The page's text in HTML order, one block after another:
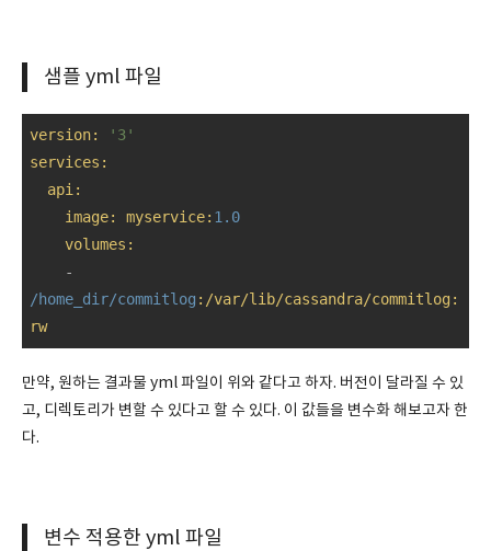
샘플 yml 파일
version:
'3'
services:
api:
image:
myservice: 1.0
volumes:
/home_dir/commitlog :/var/lib/cassandra/commitlog :
rw
만약, 원하는 결과물 yml 파일이 위와 같다고 하자. 버전이 달라질 수 있
고, 디렉토리가 변할 수 있다고 할 수 있다. 이 값들을 변수화 해보고자 한
다.
변수 적용한 yml 파일